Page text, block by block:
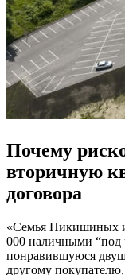
Почему
вторичную
договора
«Семья Никишиных
000 наличными “под
понравившуюся
другому покупателю,